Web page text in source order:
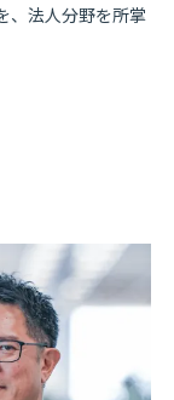
、法人分野を所掌